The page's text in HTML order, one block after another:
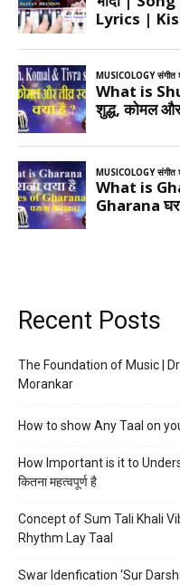
Recent Posts
The Foundation of Music |
Morankar
How to show Any Taal on
How Important is it to
कितना महत्वपूर्ण है
Concept of Sum Tali Khali
Rhythm Lay Taal
Swar Idenfication ‘Sur